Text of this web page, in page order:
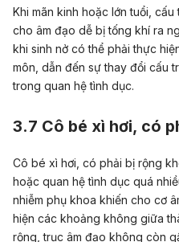
Khi mãn kinh hoặc lớn tuổi,
cho âm đạo dễ bị tống khí ra
khi sinh nở có thể phải thực
môn, dẫn đến sự thay đổi cấu
trong quan hệ tình dục.
3.7 Cô bé xì hơi, có
Cô bé xì hơi, có phải bị rộng
hoặc quan hệ tình dục quá
nhiễm phụ khoa khiến cho cơ
hiện các khoảng không giữa
rộng, trục âm đạo không còn